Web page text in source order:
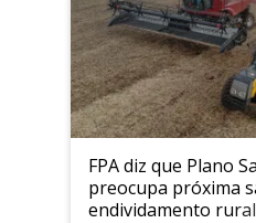
FPA diz que Plano
preocupa próxima
endividamento rural